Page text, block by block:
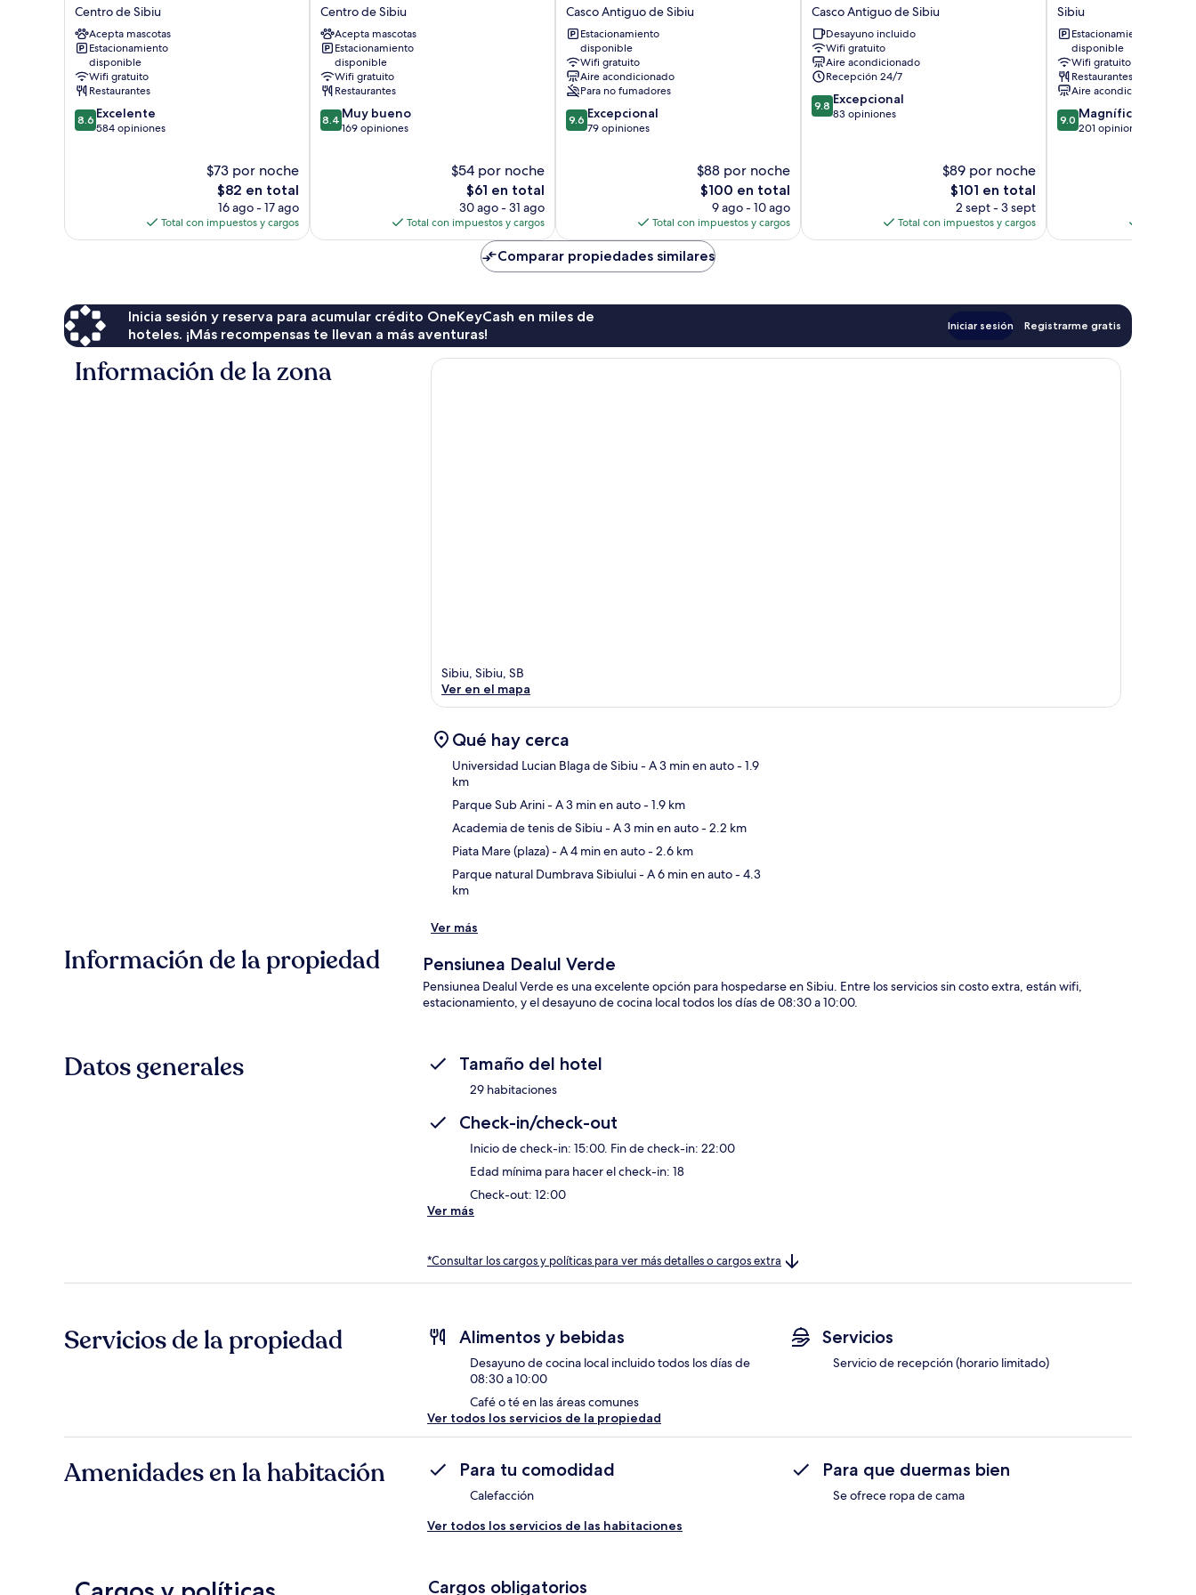
Forum
Sibiu
Centro
de
Sibiu
Centro de Sibiu
Acepta mascotas
Estacionamiento
disponible
Wifi gratuito
Restaurantes
8.6
de
8.6 Excelente
584 opiniones
$73 por noche
El
precio
actual
es
$82 en total
16 ago - 17 ago
Total con impuestos y cargos
Sibiu
Centro
de
Sibiu
Centro de Sibiu
Acepta mascotas
Estacionamiento
disponible
Wifi gratuito
Restaurantes
8.4
de
8.4 Muy bueno
169 opiniones
$54 por noche
El
precio
actual
es
$61
$61 en total
30 ago - 31 ago
Total con impuestos y cargos
Sibiu
Casco
Antiguo
Sibiu
Casco Antiguo de Sibiu
Estacionamiento
disponible
Wifi gratuito
Aire acondicionado
Para no fumadores
9.6
de
9.6 Excepcional
79 opiniones
$88 por noche
El
precio
actual
es
de
$100
$100 en total
9 ago - 10 ago
Total con impuestos y cargos
HOTEL
Casco
Antiguo
de
Sibiu
Casco Antiguo de Sibiu
Desayuno incluido
Wifi gratuito
Aire acondicionado
Recepción 24/7
9.8
de
9.8 Excepcional
83 opiniones
$89 por noche
El
precio
actual
es
$101 en total
2 sept - 3 sept
Total con impuestos y cargos
Western
Silva
Hotel
Sibiu
Sibiu
Estacionamiento
disponible
Wifi gratuito
Restaurantes
Aire acondicionado
9.0
de
9.0 Magnífico
201 opiniones
Comparar propiedades similares
Inicia sesión y reserva para acumular crédito OneKeyCash en miles de
hoteles. ¡Más recompensas te llevan a más aventuras!
Iniciar sesión Registrarme gratis
Información de la zona
Sibiu, Sibiu, SB
Ver en el mapa
Qué hay cerca
Universidad Lucian Blaga de Sibiu- A 3 min en auto- 1.9
km
Parque Sub Arini- A 3 min en auto- 1.9 km
Academia de tenis de Sibiu- A 3 min en auto- 2.2 km
Piata Mare (plaza)- A 4 min en auto- 2.6 km
Parque natural Dumbrava Sibiului- A 6 min en auto- 4.3
km
Ver más
Información de la propiedad Pensiunea Dealul Verde
Pensiunea Dealul Verde es una excelente opción para hospedarse en Sibiu. Entre los servicios sin costo extra, están wifi,
estacionamiento, y el desayuno de cocina local todos los días de 08:30 a 10:00.
Datos generales Tamaño del hotel
29 habitaciones
Check-in/check-out
Inicio de check-in: 15:00. Fin de check-in: 22:00
Edad mínima para hacer el check-in: 18
Check-out: 12:00
Ver más
*Consultar los cargos y políticas para ver más detalles o cargos extra
Servicios de la propiedad Alimentos y bebidas
Desayuno de cocina local incluido todos los días de
08:30 a 10:00
Café o té en las áreas comunes
Servicios
Servicio de recepción (horario limitado)
Ver todos los servicios de la propiedad
Amenidades en la habitación Para tu comodidad
Calefacción
Para que duermas bien
Se ofrece ropa de cama
Ver todos los servicios de las habitaciones
Cargos obligatorios